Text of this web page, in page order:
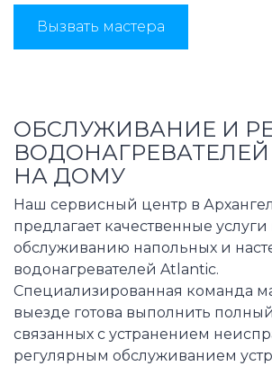
Вызвать мастера
ОБСЛУЖИВАНИЕ И
ВОДОНАГРЕВАТЕЛЕЙ
НА ДОМУ
Наш сервисный центр в
предлагает качественные
обслуживанию напольных и
водонагревателей Atlantic.
Специализированная команда
выезде готова выполнить
связанных с устранением
регулярным обслуживанием